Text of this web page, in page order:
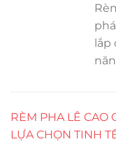
lắp
RÈM PHA LÊ CAO
LỰA CHỌN TINH